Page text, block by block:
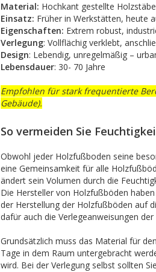
Material: Hochkant gestellte
Einsatz: Früher in Werkstätten, heute
Eigenschaften: Extrem robust,
Verlegung: Vollflächig verklebt,
Design: Lebendig, unregelmäßig –
Lebensdauer: 30- 70 Jahre
Empfohlen für stark frequentierte
Gebäude).
So vermeiden Sie
Obwohl jeder Holzfußboden seine
eine Gemeinsamkeit für alle
ändert sein Volumen durch die
Die Hersteller von Holzfußböden
der Herstellung der Holzfußböden auf
dafür auch die Verlegeanweisungen
Grundsätzlich muss das Material für
Tage in dem Raum untergebracht
wird. Bei der Verlegung selbst sollten